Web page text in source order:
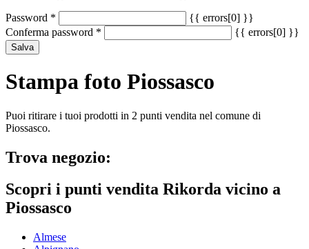
Password *
{{ errors[0] }}
Conferma password * {{ errors[0] }}
Salva
Stampa foto Piossasco
Puoi ritirare i tuoi prodotti in 2 punti vendita nel comune di
Piossasco.
Trova negozio:
Scopri i punti vendita Rikorda vicino a
Piossasco
Almese